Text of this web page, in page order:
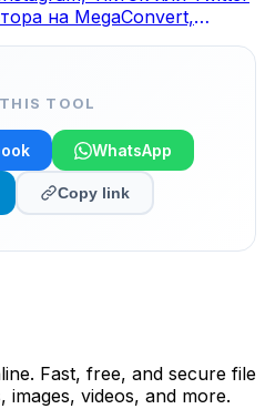
на MegaConvert,
TOOL
WhatsApp
Copy link
Fast, free, and secure file
videos, and more.